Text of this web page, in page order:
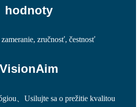
hodnoty
zručnosť, čestnosť
VisionAim
、Usilujte sa o prežitie kvalitou